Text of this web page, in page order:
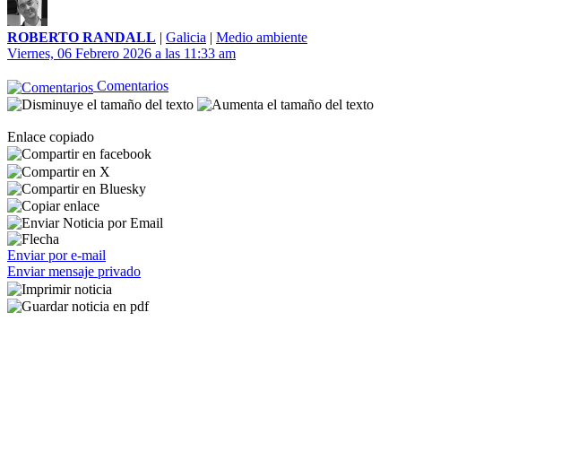
ROBERTO RANDALL | Galicia | Medio ambiente
Viernes, 06 Febrero 2026 a las 11:33 am
Comentarios
Enlace copiado
Enviar por e-mail
Enviar mensaje privado